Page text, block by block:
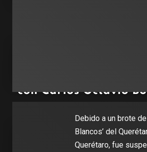
Debido a un brote
Blancos’ del
Querétaro, fue